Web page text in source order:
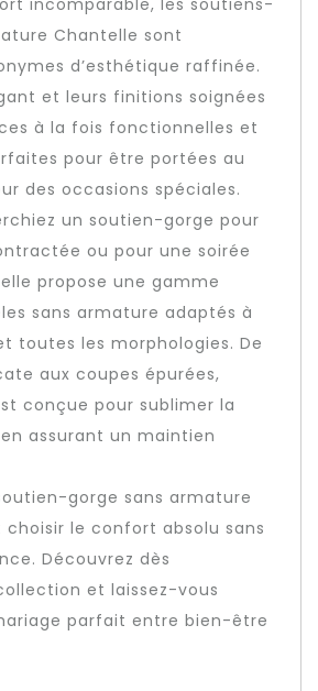
incomparable, les soutiens-
Chantelle sont
d’esthétique raffinée.
et leurs finitions soignées
à la fois fonctionnelles et
pour être portées au
des occasions spéciales.
un soutien-gorge pour
ou pour une soirée
propose une gamme
sans armature adaptés à
toutes les morphologies. De
aux coupes épurées,
conçue pour sublimer la
assurant un maintien
gorge sans armature
choisir le confort absolu sans
Découvrez dès
et laissez-vous
parfait entre bien-être